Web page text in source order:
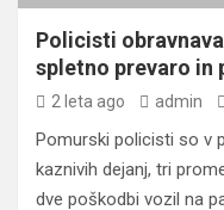
Policisti
spletno prevaro in
2 leta ago admin
Pomurski policisti so v
kaznivih dejanj, tri
dve poškodbi vozil na